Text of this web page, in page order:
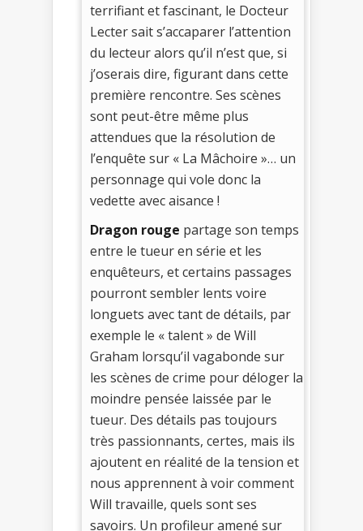
terrifiant et fascinant, le Docteur
Lecter sait s’accaparer l’attention
du lecteur alors qu’il n’est que, si
j’oserais dire, figurant dans cette
première rencontre. Ses scènes
sont peut-être même plus
attendues que la résolution de
l’enquête sur « La Mâchoire »… un
personnage qui vole donc la
vedette avec aisance !
Dragon rouge partage son temps
entre le tueur en série et les
enquêteurs, et certains passages
pourront sembler lents voire
longuets avec tant de détails, par
exemple le « talent » de Will
Graham lorsqu’il vagabonde sur
les scènes de crime pour déloger la
moindre pensée laissée par le
tueur. Des détails pas toujours
très passionnants, certes, mais ils
ajoutent en réalité de la tension et
nous apprennent à voir comment
Will travaille, quels sont ses
savoirs. Un profileur amené sur